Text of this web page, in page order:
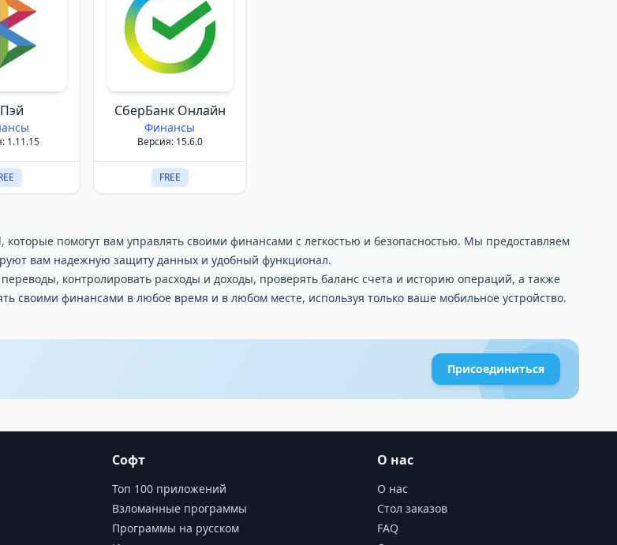
1.11.15
СберБанк Онлайн
Финансы
Версия: 15.6.0
FREE
помогут вам управлять своими финансами с легкостью и безопасностью. Мы предоставляем
вам надежную защиту данных и удобный функционал.
контролировать расходы и доходы, проверять баланс счета и историю операций, а также
своими финансами в любое время и в любом месте, используя только ваше мобильное устройство.
Присоединиться
Софт
Топ 100 приложений
Взломанные программы
Программы на русском
О нас
О нас
Стол заказов
FAQ